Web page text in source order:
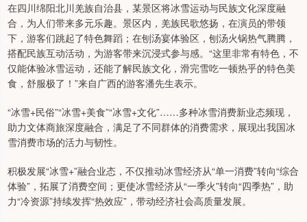
在四川绵阳北川羌族自治县，某景区将冰雪运动与民族文化深度融
合，为人们带来多元乐趣。景区内，羌族民歌悠扬，在演员的带领
下，游客们跳起了特色舞蹈；在刨汤宴体验区，刨汤火锅热气腾腾，
搭配民族互动活动，为游客带来沉浸式参与感。“这里非常有特色，不
仅能体验冰雪运动，还能了解民族文化，滑完雪吃一顿热乎的特色美
食，舒服极了！”来自广西的游客潘先生表示。
“冰雪+民俗”“冰雪+美食”“冰雪+文化”……多种冰雪消费新业态频现，
助力文体商旅深度融合，满足了不同群体的消费需求，展现出我国冰
雪消费市场的活力与韧性。
积极发展“冰雪+”融合业态，不仅推动冰雪经济从“单一消费”转向“综合
体验”，拓展了消费空间；更使冰雪经济从“一季火”转向“四季热”，助
力“冷资源”持续发挥“热效应”，带动经济社会高质量发展。